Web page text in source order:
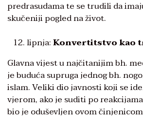
predrasudama te se trudili da
skučeniji pogled na život.
lipnja:Konvertitstvo kao
Glavna vijest u najčitanijim bh.
je buduća supruga jednog bh.
islam. Veliki dio javnosti koji se
vjerom, ako je suditi po
bio je oduševljen ovom